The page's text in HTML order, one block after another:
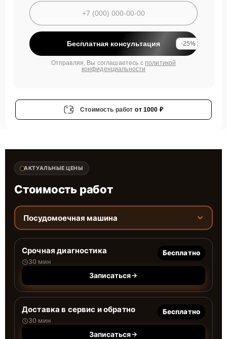
Бесплатная консультация -25%
Отправляя, Вы соглашаетесь с политикой
конфиденциальности
Стоимость работ от 1000 ₽
АКТУАЛЬНЫЕ ЦЕНЫ
Стоимость работ
Посудомоечная машина
Срочная диагностика
30 мин
Бесплатно
Записаться
Доставка в сервис и обратно
30 мин
Бесплатно
Записаться